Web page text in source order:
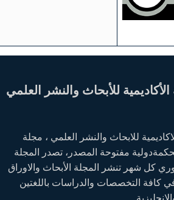
للأبحاث والنشر العلمي
للابحاث والنشر العلمي ، مجلة
مفتوحة المصدر، تصدر المجلة
كل شهر تنشر المجلة الأبحاث والاوراق
في كافة التخصصات والدراسات باللغتين